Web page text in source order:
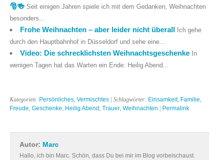
🎅🍻 Seit einigen Jahren spiele ich mit dem Gedanken, Weihnachten
besonders...
Frohe Weihnachten – aber leider nicht überall Ich gehe
durch den Hauptbahnhof in Düsseldorf und sehe eine...
Video: Die schrecklichsten Weihnachtsgeschenke
In
wenigen Tagen hat das Warten ein Ende: Heilig Abend...
Kategorien: Persönliches, Vermischtes | Schlagwörter: Einsamkeit, Familie,
Freude, Geschenke, Heilig Abend , Trauer, Weihnachten Permalink
Autor: Marc
Hallo, ich bin Marc. Schön, dass Du bei mir im Blog vorbeischaust.